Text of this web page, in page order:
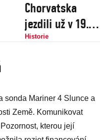
Chorvatska
jezdili už v 19.
století. Stavěli
zpřístupnili
Plitvická jezera
Historie
sonda Mariner 4 Slunce a
Země. Komunikovat
kterou její